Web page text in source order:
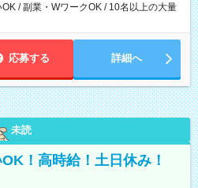
/ 副業・WワークOK / 10名以上の大量
応募する 詳細へ
未読
！高時給！土日休み！